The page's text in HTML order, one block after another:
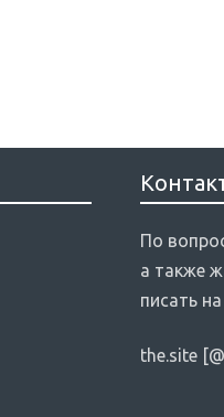
По
а также
писать
the.site